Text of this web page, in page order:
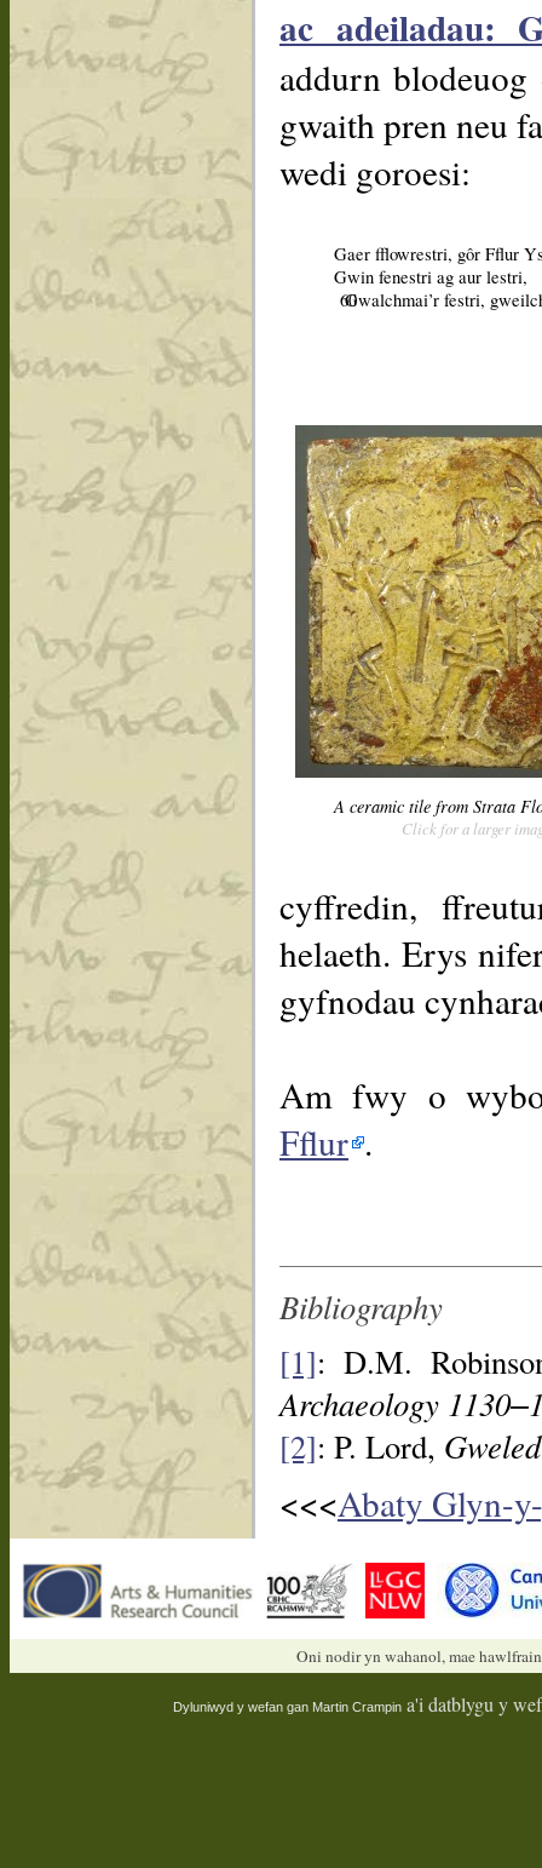
ac adeiladau:
addurn
gwaith pren neu
wedi goroesi:
Gaer fflowrestri, gôr Fflur
Gwin fenestri ag aur lestri,
60
Gwalchmai’r festri,
A ceramic tile from Strata
Click for a larger
cyffredin,
helaeth. Erys
gyfnodau
Am fwy o
Fflur .
Bibliography
[1]: D.M.
Archaeology
[2]: P. Lord,
<<<Abaty Glyn-
Oni nodir yn wahanol, mae
Dyluniwyd y wefan gan Martin Crampin a'i datblygu y